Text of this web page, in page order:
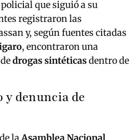
que siguió a su
registraron las
y, según fuentes citadas
, encontraron una
drogas sintéticasdentro de
denuncia de